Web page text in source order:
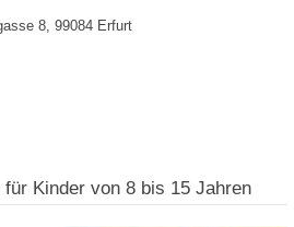
8, 99084 Erfurt
Kinder von 8 bis 15 Jahren